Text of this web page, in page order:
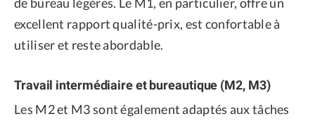
excellent rapport qualité-prix, est confortable à
utiliser et reste abordable.
Travail intermédiaire et bureautique (M2, M3)
Les M2 et M3 sont également adaptés aux tâches